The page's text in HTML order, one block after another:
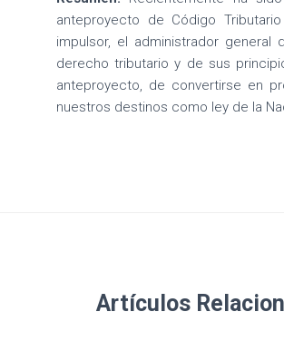
anteproyecto de Código
impulsor, el administrador general
derecho tributario y de sus
anteproyecto, de convertirse en
nuestros destinos como ley de la
Artículos